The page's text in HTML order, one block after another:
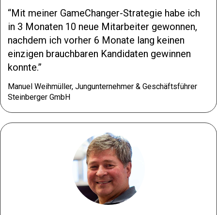
Mit meiner GameChanger-Strategie habe ich
in 3 Monaten 10 neue Mitarbeiter gewonnen,
nachdem ich vorher 6 Monate lang keinen
einzigen brauchbaren Kandidaten gewinnen
konnte.
Manuel Weihmüller, Jungunternehmer & Geschäftsführer
Steinberger GmbH